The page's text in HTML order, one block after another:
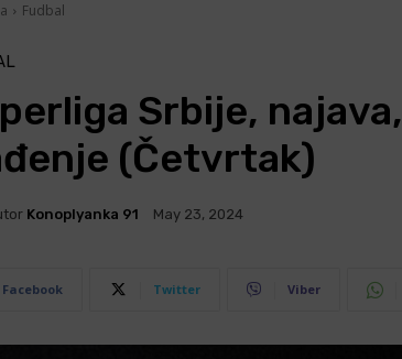
Fudbal
Srbije,
(Četvrtak)
Konoplyanka 91 May 23, 2024
Facebook Twitter Viber